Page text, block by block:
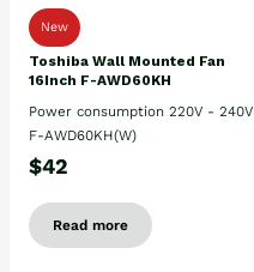
New
Toshiba Wall Mounted Fan
16Inch F-AWD60KH
Power consumption 220V - 240V
F-AWD60KH(W)
$42
Read more